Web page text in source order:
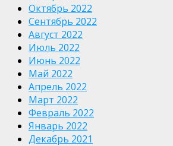
Октябрь 2022
Сентябрь 2022
Август 2022
Июль 2022
Июнь 2022
Май 2022
Апрель 2022
Март 2022
Февраль 2022
Январь 2022
Декабрь 2021